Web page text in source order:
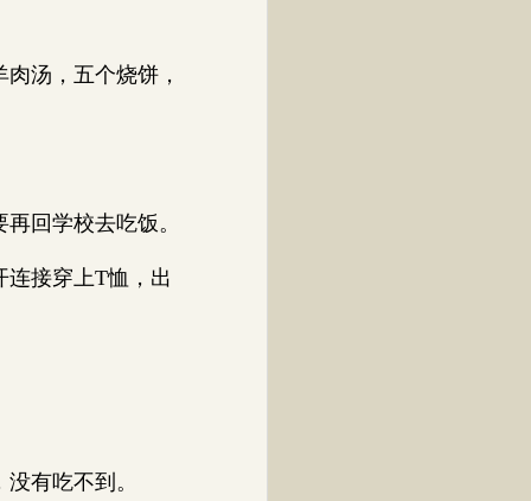
汤，五个烧饼，
回学校去吃饭。
接穿上T恤，出
有吃不到。